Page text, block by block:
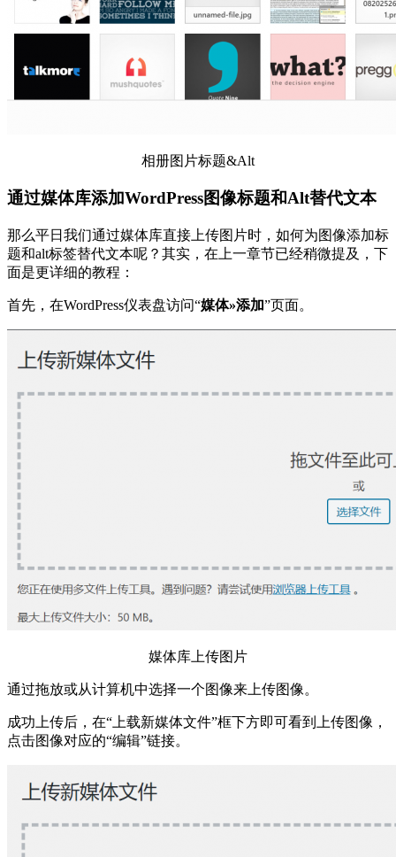
相册图片标题&Alt
通过媒体库添加WordPress图像标题和Alt替代文本
那么平日我们通过媒体库直接上传图片时，如何为图像添加标
题和alt标签替代文本呢？其实，在上一章节已经稍微提及，下
面是更详细的教程：
首先，在WordPress仪表盘访问“媒体»添加”页面。
媒体库上传图片
通过拖放或从计算机中选择一个图像来上传图像。
成功上传后，在“上载新媒体文件”框下方即可看到上传图像，
点击图像对应的“编辑”链接。